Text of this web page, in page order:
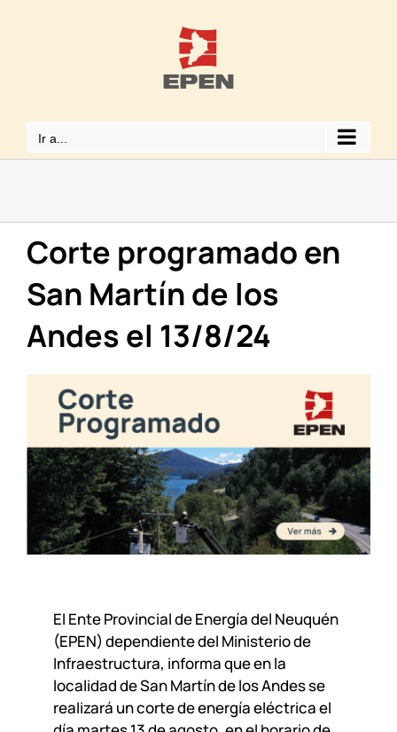
Ir a...
Corte programado en
San Martín de los
Andes el 13/8/24
El Ente Provincial de Energía del Neuquén
(EPEN) dependiente del Ministerio de
Infraestructura, informa que en la
localidad de San Martín de los Andes se
realizará un corte de energía eléctrica el